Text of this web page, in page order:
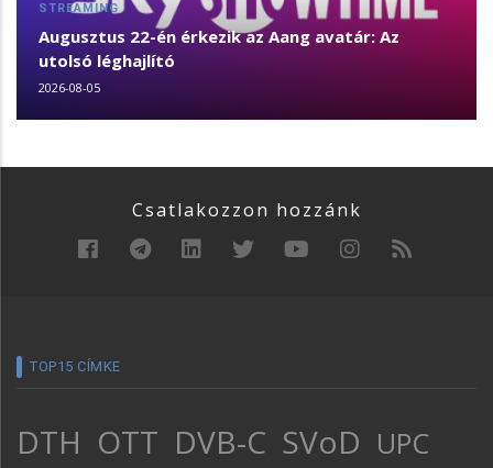
STREAMING
Augusztus 22-én érkezik az Aang avatár: Az
utolsó léghajlító
2026-08-05
Csatlakozzon hozzánk
TOP15 CÍMKE
DTH OTT DVB-C SVoD UPC